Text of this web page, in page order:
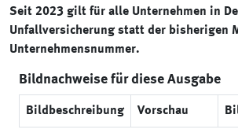
Seit 2023 gilt für alle Unternehmen in
Unfallversicherung statt der bisherigen
Unternehmensnummer.
Bildnachweise für diese Ausgabe
Bildbeschreibung Vorschau